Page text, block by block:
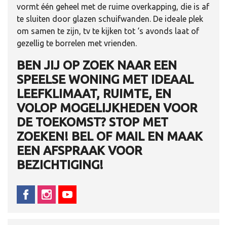
vormt één geheel met de ruime overkapping, die is af
te sluiten door glazen schuifwanden. De ideale plek
om samen te zijn, tv te kijken tot ‘s avonds laat of
gezellig te borrelen met vrienden.
BEN JIJ OP ZOEK NAAR EEN
SPEELSE WONING MET IDEAAL
LEEFKLIMAAT, RUIMTE, EN
VOLOP MOGELIJKHEDEN VOOR
DE TOEKOMST? STOP MET
ZOEKEN! BEL OF MAIL EN MAAK
EEN AFSPRAAK VOOR
BEZICHTIGING!